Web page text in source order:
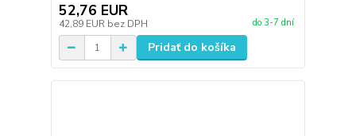
52,76 EUR
42,89 EUR bez DPH do 3-7 dní
Pridať do košíka